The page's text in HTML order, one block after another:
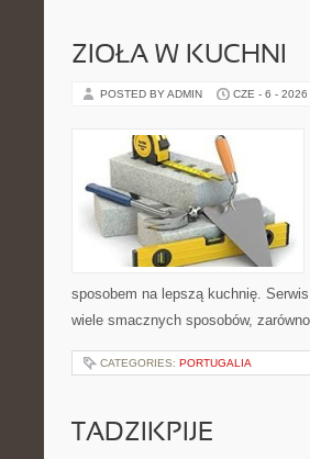
ZIOŁA W KUCHNI
POSTED BY ADMIN CZE - 6 - 2026
sposobem na lepszą kuchnię.
wiele smacznych sposobów,
CATEGORIES: PORTUGALIA
TADZIKPIJE